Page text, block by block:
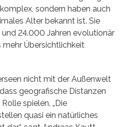
sondern haben auch
Alter bekannt ist. Sie
24.000 Jahren evolutionär
mehr Übersichtlichkeit
nicht mit der Außenwelt
geografische Distanzen
spielen. „Die
quasi ein natürliches